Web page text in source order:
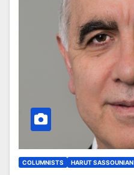
COLUMNISTS HARUT SASSOUNIAN